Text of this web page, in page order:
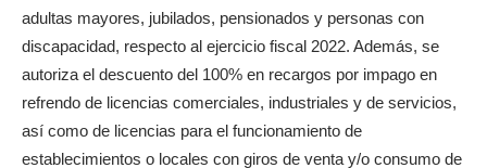
adultas mayores, jubilados, pensionados y personas con
discapacidad, respecto al ejercicio fiscal 2022. Además, se
autoriza el descuento del 100% en recargos por impago en
refrendo de licencias comerciales, industriales y de servicios,
así como de licencias para el funcionamiento de
establecimientos o locales con giros de venta y/o consumo de